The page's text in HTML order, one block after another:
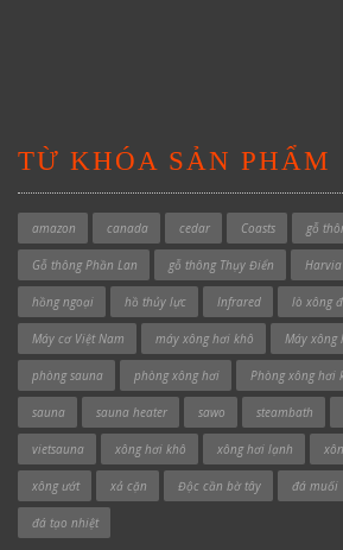
TỪ KHÓA SẢN PHẨM
amazon canada cedar Coasts gỗ
Gỗ thông Phần Lan gỗ thông Thụy Điển Harvia
hồng ngoại hồ thủy lực Infrared lò xông
Máy cơ Việt Nam máy xông hơi khô Máy xông
phòng sauna phòng xông hơi Phòng xông hơi
sauna sauna heater sawo steambath
vietsauna xông hơi khô xông hơi lạnh
xông ướt xả cặn Độc cần bờ tây đá muối
đá tạo nhiệt